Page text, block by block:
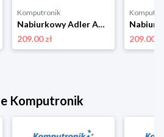
Komputronik
Nabiurkowy Adler AD 7972 biały
209.00 zł
209.00 zł
Komputronik